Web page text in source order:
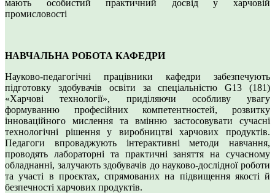
мають особистий практичний досвід у харчовій
промисловості
НАВЧАЛЬНА РОБОТА КАФЕДРИ
Науково-педагогічні працівники кафедри забезпечують
підготовку здобувачів освіти за спеціальністю G13 (181)
«Харчові технології», приділяючи особливу увагу
формуванню професійних компетентностей, розвитку
інноваційного мислення та вмінню застосовувати сучасні
технологічні рішення у виробництві харчових продуктів.
Педагоги впроваджують інтерактивні методи навчання,
проводять лабораторні та практичні заняття на сучасному
обладнанні, залучають здобувачів до науково-дослідної роботи
та участі в проєктах, спрямованих на підвищення якості й
безпечності харчових продуктів.